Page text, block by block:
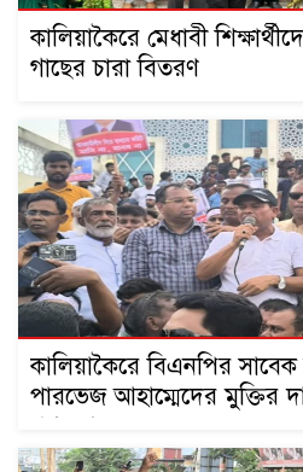
কালিয়াকৈরে মেধাবী
গাছের চারা বিতরণ
কালিয়াকৈরে বিএনপির
পারভেজ আহাম্মেদের মুক্তির
পথসভা